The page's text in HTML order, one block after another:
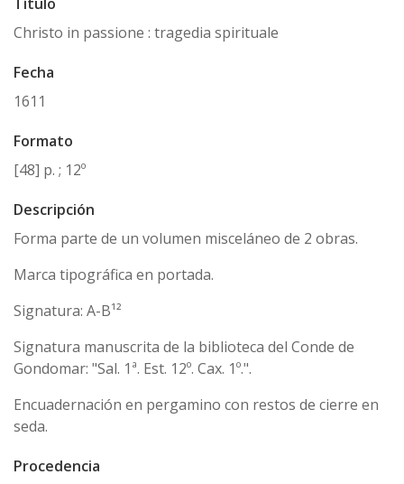
Christo in passione : tragedia spirituale
Fecha
1611
Formato
[48] p. ; 12º
Descripción
Forma parte de un volumen misceláneo de 2 obras.
Marca tipográfica en portada.
Signatura: A-B¹²
Signatura manuscrita de la biblioteca del Conde de
Gondomar: "Sal. 1ª. Est. 12º. Cax. 1º.".
Encuadernación en pergamino con restos de cierre en
seda.
Procedencia